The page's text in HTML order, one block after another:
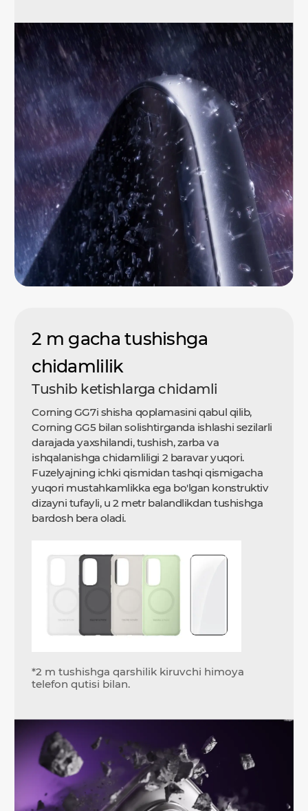
2 m gacha tushishga
chidamlilik
Tushib ketishlarga chidamli
Corning GG7i shisha qoplamasini qabul qilib,
Corning GG5 bilan solishtirganda ishlashi sezilarli
darajada yaxshilandi, tushish, zarba va
ishqalanishga chidamliligi 2 baravar yuqori.
Fuzelyajning ichki qismidan tashqi qismigacha
yuqori mustahkamlikka ega bo'lgan konstruktiv
dizayni tufayli, u 2 metr balandlikdan tushishga
bardosh bera oladi.
*2 m tushishga qarshilik kiruvchi himoya
telefon qutisi bilan.